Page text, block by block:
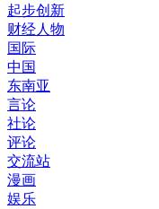
起步创新
财经人物
国际
中国
东南亚
言论
社论
评论
交流站
漫画
娱乐